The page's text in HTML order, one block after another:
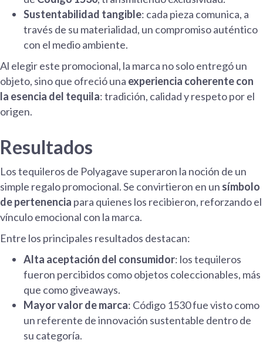
Sustentabilidad tangible: cada pieza comunica, a
través de su materialidad, un compromiso auténtico
con el medio ambiente.
Al elegir este promocional, la marca no solo entregó un
objeto, sino que ofreció una experiencia coherente con
la esencia del tequila: tradición, calidad y respeto por el
origen.
Resultados
Los tequileros de Polyagave superaron la noción de un
simple regalo promocional. Se convirtieron en un símbolo
de pertenencia para quienes los recibieron, reforzando el
vínculo emocional con la marca.
Entre los principales resultados destacan:
Alta aceptación del consumidor: los tequileros
fueron percibidos como objetos coleccionables, más
que como giveaways.
Mayor valor de marca: Código 1530 fue visto como
un referente de innovación sustentable dentro de
su categoría.